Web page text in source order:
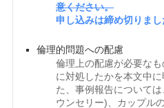
意ください。
申し込みは締め切りまし
倫理的問題への配慮
倫理上の配慮が必要な
に対処したかを本文中
た、事例報告について
ウンセリー)、カップル